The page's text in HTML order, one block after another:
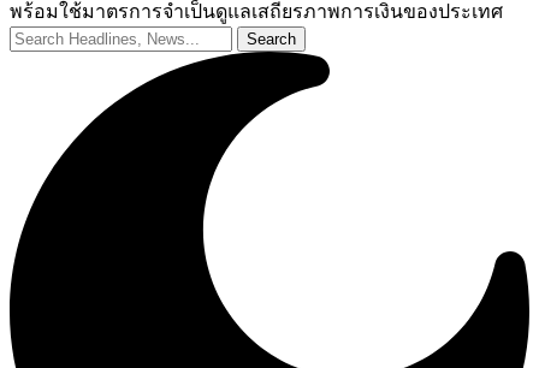
พร้อมใช้มาตรการจำเป็นดูแลเสถียรภาพการเงินของประเทศ